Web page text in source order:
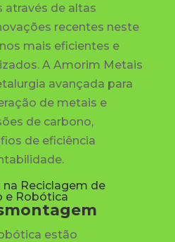
através de altas
recentes neste
mais eficientes e
A Amorim Metais
avançada para
de metais e
de carbono,
de eficiência
Reciclagem de
e Robótica
estão